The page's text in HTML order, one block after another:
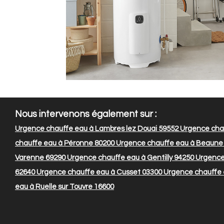
Nous intervenons également sur :
Urgence chauffe eau à Lambres lez Douai 59552Urgence
chauffe eau à Péronne 80200Urgence chauffe eau à Beaune
Varenne 69290Urgence chauffe eau à Gentilly 94250
62640Urgence chauffe eau à Cusset 03300Urgence chauffe
eau à Ruelle sur Touvre 16600